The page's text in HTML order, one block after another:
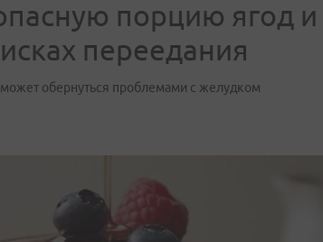
порцию ягод и
переедания
обернуться проблемами с желудком